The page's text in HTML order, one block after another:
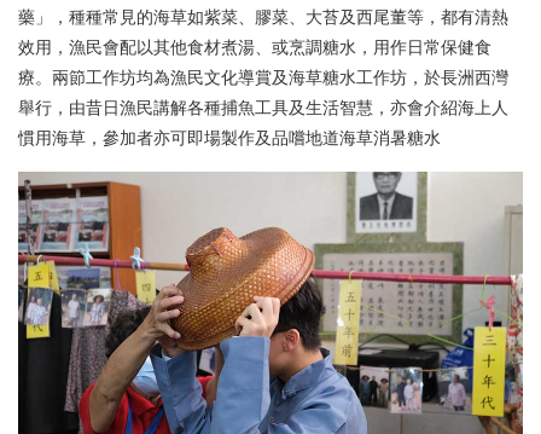
藥」，種種常見的海草如紫菜、膠菜、大苔及西尾董等，都有清熱
效用，漁民會配以其他食材煮湯、或烹調糖水，用作日常保健食
療。兩節工作坊均為漁民文化導賞及海草糖水工作坊，於長洲西灣
舉行，由昔日漁民講解各種捕魚工具及生活智慧，亦會介紹海上人
慣用海草，參加者亦可即場製作及品嚐地道海草消暑糖水